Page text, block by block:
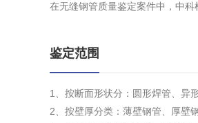
在无缝钢管质量鉴定案件中，中科
鉴定范围
1、按断面形状分：圆形焊管、异
2、按壁厚分类：薄壁钢管、厚壁钢